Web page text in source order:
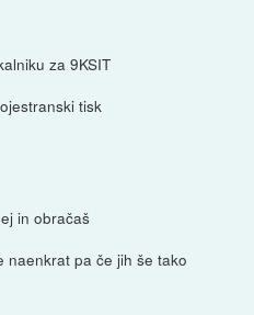
za 9KSIT
tisk
in obračaš
naenkrat pa če jih še tako